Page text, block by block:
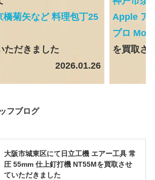
橋菊矢など 料理包丁25
ただきました
2026.01.26
Apple ア
プロ
を買取さ
フブログ
大阪市城東区にて日立工機 エアー工具 常
圧 55mm 仕上釘打機 NT55Mを買取させ
ていただきました